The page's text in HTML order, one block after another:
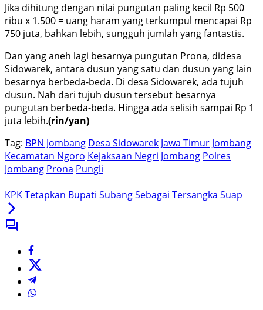
Jika dihitung dengan nilai pungutan paling kecil Rp 500
ribu x 1.500 = uang haram yang terkumpul mencapai Rp
750 juta, bahkan lebih, sungguh jumlah yang fantastis.
Dan yang aneh lagi besarnya pungutan Prona, didesa
Sidowarek, antara dusun yang satu dan dusun yang lain
besarnya berbeda-beda. Di desa Sidowarek, ada tujuh
dusun. Nah dari tujuh dusun tersebut besarnya
pungutan berbeda-beda. Hingga ada selisih sampai Rp 1
juta lebih.(rin/yan)
Tag: BPN Jombang Desa Sidowarek Jawa Timur Jombang
Kecamatan Ngoro Kejaksaan Negri Jombang Polres
Jombang Prona Pungli
KPK Tetapkan Bupati Subang Sebagai Tersangka Suap